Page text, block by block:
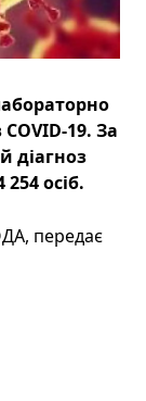
19. За
діагноз
осіб.
передає